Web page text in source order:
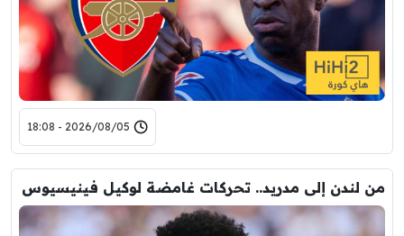
2026/08/05 - 18:08
من لندن إلى مدريد.. تحركات غامضة لوكيل فينيسيوس